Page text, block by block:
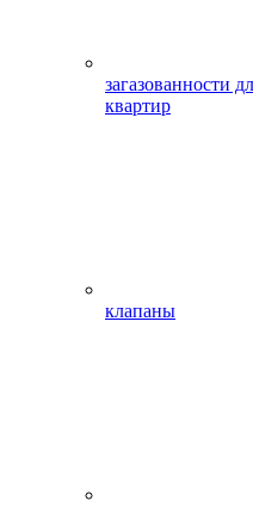
загазованности
квартир
клапаны